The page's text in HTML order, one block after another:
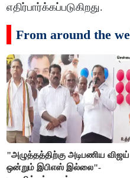
எதிர்பார்க்கப்படுகிறது.
From around the
"அழுத்தத்திற்கு அடிபணிய விஜய்
ஒன்றும் இபிஎஸ் இல்லை"-